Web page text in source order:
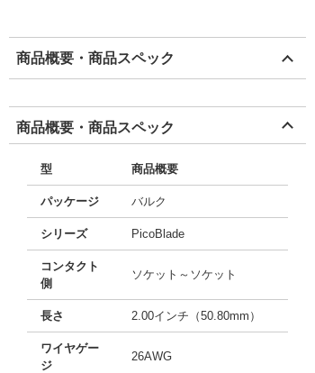
商品概要・商品スペック
商品概要・商品スペック
型 商品概要
パッケージ バルク
シリーズ PicoBlade
コンタクト
側
ソケット～ソケット
長さ 2.00インチ（50.80mm）
ワイヤゲー
ジ
26AWG